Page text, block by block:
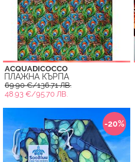
ACQUADICOCCO
ПЛАЖНА КЪРПА
69.90 €/136.71 ЛВ.
48.93 €/95.70 ЛВ.
-20%